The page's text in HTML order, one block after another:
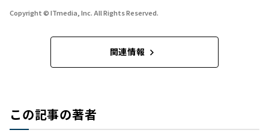
Copyright © ITmedia, Inc. All Rights Reserved.
関連情報
この記事の著者